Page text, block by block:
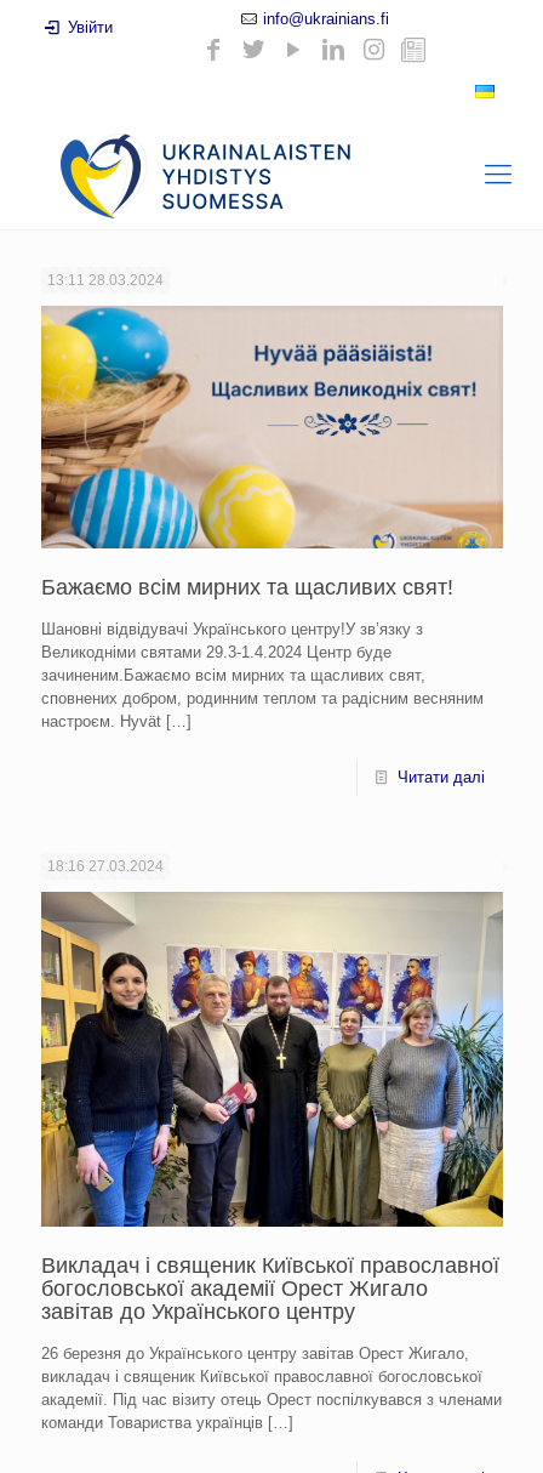
Увійти info@ukrainians.fi
13:11 28.03.2024
Бажаємо всім мирних та щасливих свят!
Шановні відвідувачі Українського центру!У зв’язку з
Великодніми святами 29.3-1.4.2024 Центр буде
зачиненим.Бажаємо всім мирних та щасливих свят,
сповнених добром, родинним теплом та радісним весняним
настроєм. Hyvät[…]
Читати далі
18:16 27.03.2024
Викладач і священик Київської православної
богословської академії Орест Жигало
завітав до Українського центру
26 березня до Українського центру завітав Орест Жигало,
викладач і священик Київської православної богословської
академії. Під час візиту отець Орест поспілкувався з членами
команди Товариства українців[…]